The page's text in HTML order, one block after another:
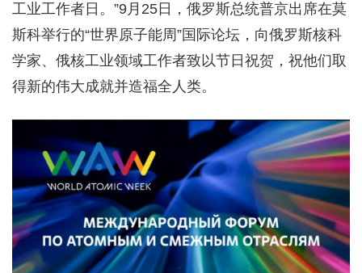
工业工作者日。”9月25日，俄罗斯总统普京出席在莫
斯科举行的“世界原子能周”国际论坛，向俄罗斯核科
学家、俄核工业领域工作者致以节日祝贺，祝他们取
得新的伟大成就并造福全人类。